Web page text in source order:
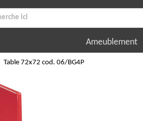
Ameublement
Table 72x72 cod. 06/BG4P